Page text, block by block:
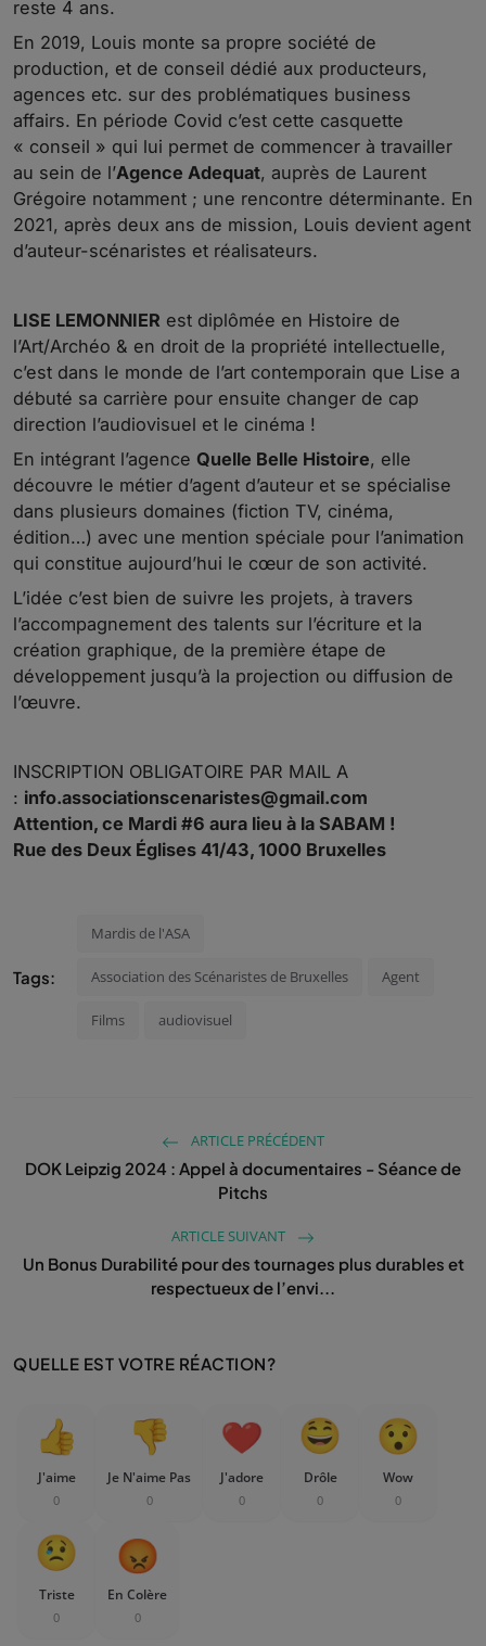
reste 4 ans.
En 2019, Louis monte sa propre société de
production, et de conseil dédié aux producteurs,
agences etc. sur des problématiques business
affairs. En période Covid c’est cette casquette
« conseil » qui lui permet de commencer à travailler
au sein de l’Agence Adequat, auprès de Laurent
Grégoire notamment ; une rencontre déterminante. En
2021, après deux ans de mission, Louis devient agent
d’auteur-scénaristes et réalisateurs.
LISE LEMONNIER est diplômée en Histoire de
l’Art/Archéo & en droit de la propriété intellectuelle,
c’est dans le monde de l’art contemporain que Lise a
débuté sa carrière pour ensuite changer de cap
direction l’audiovisuel et le cinéma !
En intégrant l’agence Quelle Belle Histoire, elle
découvre le métier d’agent d’auteur et se spécialise
dans plusieurs domaines (fiction TV, cinéma,
édition…) avec une mention spéciale pour l’animation
qui constitue aujourd’hui le cœur de son activité.
L’idée c’est bien de suivre les projets, à travers
l’accompagnement des talents sur l’écriture et la
création graphique, de la première étape de
développement jusqu’à la projection ou diffusion de
l’œuvre.
INSCRIPTION OBLIGATOIRE PAR MAIL A
: info.associationscenaristes@gmail.com
Attention, ce Mardi #6 aura lieu à la SABAM !
Rue des Deux Églises 41/43, 1000 Bruxelles
Tags:
Mardis de l'ASA
Association des Scénaristes de Bruxelles Agent
Films audiovisuel
ARTICLE PRÉCÉDENT
DOK Leipzig 2024 : Appel à documentaires - Séance de
Pitchs
ARTICLE SUIVANT
Un Bonus Durabilité pour des tournages plus durables et
respectueux de l’envi...
QUELLE EST VOTRE RÉACTION?
J'aime
0
Je N'aime Pas
0
J'adore
0
Drôle
0
Wow
0
Triste
0
En Colère
0